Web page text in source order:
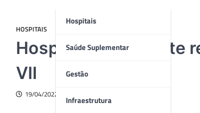
Hospitais
Saúde Suplementar
Gestão
Infraestrutura
HOSPITAIS
Hospital São Vicente
VII
19/04/2022